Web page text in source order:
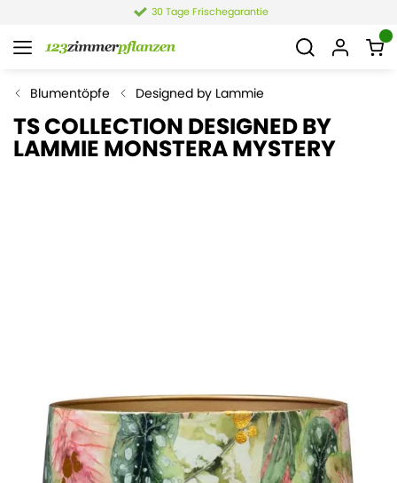
30 Tage Frischegarantie
Blumentöpfe Designed by Lammie
TS COLLECTION DESIGNED BY
LAMMIE MONSTERA MYSTERY